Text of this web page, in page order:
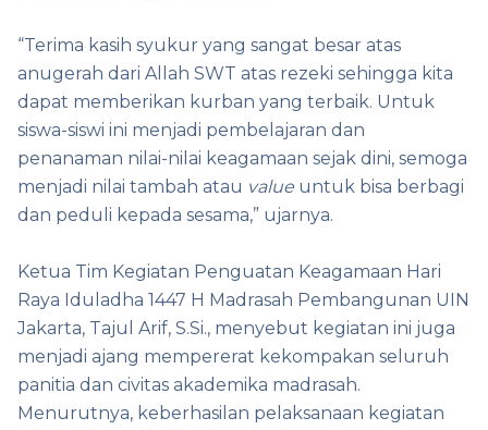
“Terima kasih syukur yang sangat besar atas
anugerah dari Allah SWT atas rezeki sehingga kita
dapat memberikan kurban yang terbaik. Untuk
siswa-siswi ini menjadi pembelajaran dan
penanaman nilai-nilai keagamaan sejak dini, semoga
menjadi nilai tambah atau value untuk bisa berbagi
dan peduli kepada sesama,” ujarnya.
Ketua Tim Kegiatan Penguatan Keagamaan Hari
Raya Iduladha 1447 H Madrasah Pembangunan UIN
Jakarta, Tajul Arif, S.Si., menyebut kegiatan ini juga
menjadi ajang mempererat kekompakan seluruh
panitia dan civitas akademika madrasah.
Menurutnya, keberhasilan pelaksanaan kegiatan